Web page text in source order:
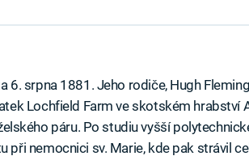
6. srpna 1881. Jeho rodiče, Hugh
Lochfield Farm ve skotském hrabství
páru. Po studiu vyšší
nemocnici sv. Marie, kde pak strávil